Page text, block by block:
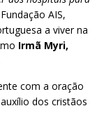
AIS,
a viver na
Irmã Myri,
com a oração
dos cristãos